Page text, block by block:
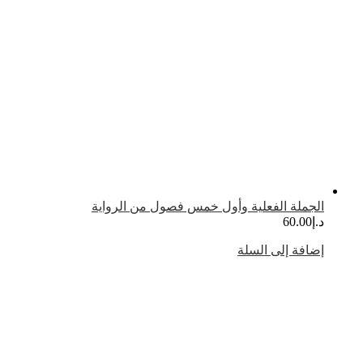
الفعلية وأول خمس فصول من الرواية
إلى السلة